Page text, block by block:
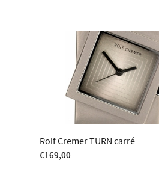
Rolf Cremer TURN carré
€169,00